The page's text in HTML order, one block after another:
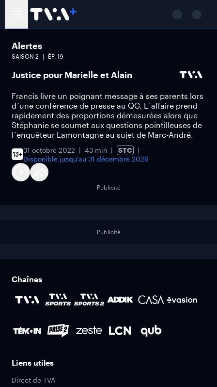
Alertes
SAISON 2 ÉP. 19
Justice pour Marielle et Alain
Francis livre un poignant message à ses parents lors
d´une conférence de presse au QG. L´affaire prend
rapidement des proportions démesurées alors que
Stéphanie se soumet aux questions pointilleuses de
l´enquêteur Lamontagne au sujet de Marc-André.
31 octobre 2022 43 min
STC
Disponible jusqu'au 31 décembre 2026
Publicité
Publicité
Chaînes
Liens utiles
Direct de TVA